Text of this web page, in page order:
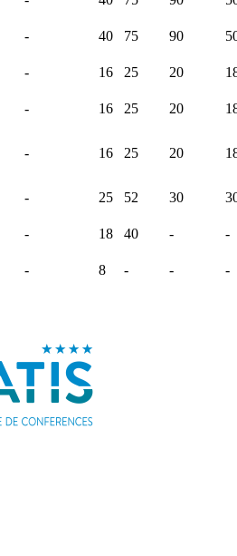
- 40 75 90
- 16 25 20
- 16 25 20
- 16 25 20
- 25 52 30
- 18 40 -
-
- 8 - - -